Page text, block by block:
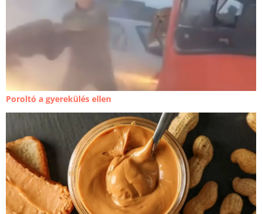
Poroltó a gyerekülés ellen